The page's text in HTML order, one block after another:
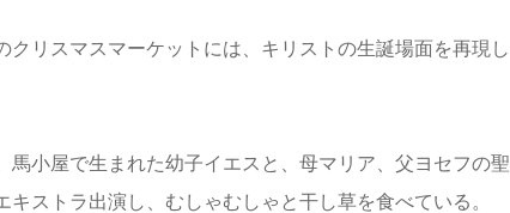
リスマスマーケットには、キリストの生誕場面を再現し
小屋で生まれた幼子イエスと、母マリア、父ヨセフの聖
ストラ出演し、むしゃむしゃと干し草を食べている。